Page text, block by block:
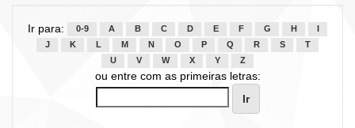
Ir para: 0-9 A B C D E F G H
J
K L M N O P Q R S
T
U
V W X Y Z
ou entre com as primeiras letras: